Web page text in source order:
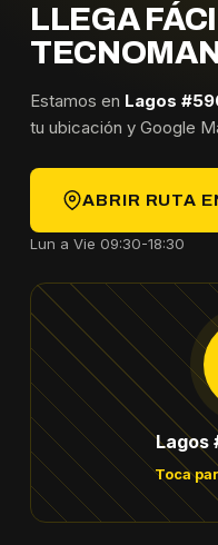
LLEGA
Estamos en Lagos
tu ubicación y Google
ABRIR RUTA
Lun a Vie 09:30-18:30
Lagos
Toca